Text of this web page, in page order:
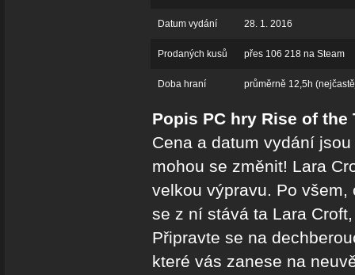
Datum vydání 28. 1. 2016
Prodaných kusů přes 106 218 na Steam
Doba hraní průměrně 12,5h
Popis PC hry Rise of the
Cena a datum vydání
mohou se změnit! Lara
velkou výpravu. Po
se z ní stává ta Lara
Připravte se na
které vás zanese na